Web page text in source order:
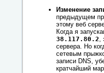
Изменение
предыдущем
этому веб
Когда я
38.117.80.2,
сервера. Но
сетевым
записи DNS,
кратчайший